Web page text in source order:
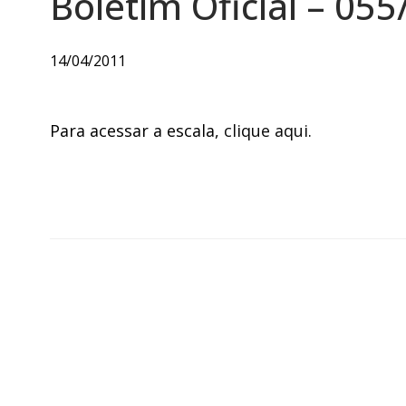
14/04/2011
Para acessar a escala, clique aqui.